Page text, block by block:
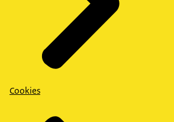
Cookies